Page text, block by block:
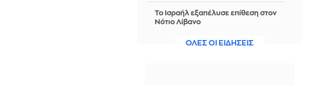
Το Ισραήλ εξαπέλυσε επίθεση στον
Νότιο Λίβανο
ΟΛΕΣ ΟΙ ΕΙΔΗΣΕΙΣ